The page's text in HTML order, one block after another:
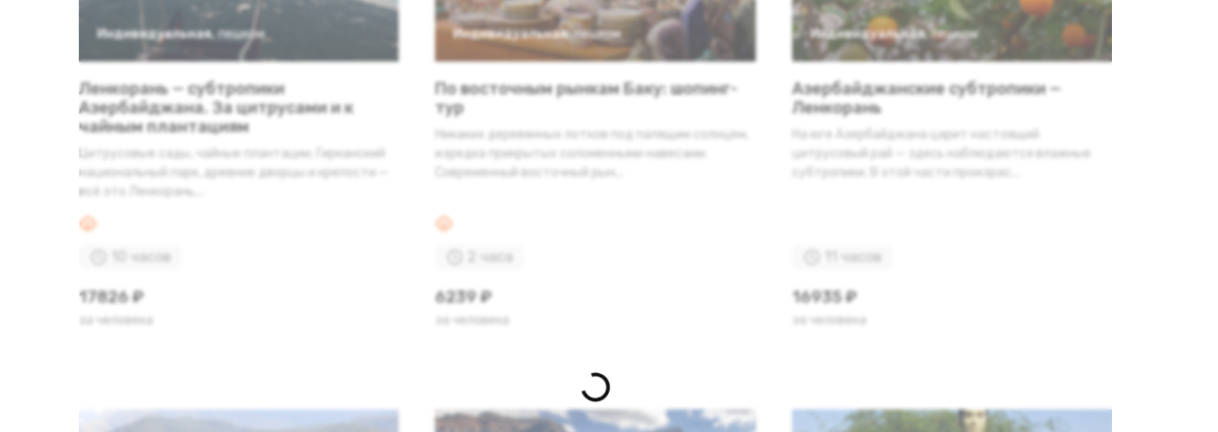
Индивидуальная, пешком
Ленкорань — субтропики
Азербайджана. За цитрусами и к
чайным плантациям
Цитрусовые сады, чайные плантации, Гирканский
национальный парк, древние дворцы и крепости —
всё это Ленкорань,...
10 часов
17826 ₽
за человека
Индивидуальная, пешком
По восточным рынкам Баку: шопинг-
тур
Никаких деревянных лотков под палящим солнцем,
изредка прикрытых соломенными навесами.
Современный восточный рын...
2 часа
6239 ₽
за человека
Индивидуальная, пешком
Азербайджанские субтропики —
Ленкорань
На юге Азербайджана царит настоящий
цитрусовый рай — здесь наблюдаются влажные
субтропики. В этой части произрас...
11 часов
16935 ₽
за человека